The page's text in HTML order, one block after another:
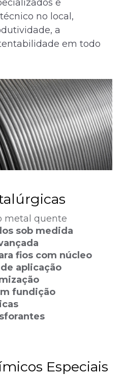
e
no local,
a
em todo
metal quente
sob medida
fios com núcleo
aplicação
fundição
Especiais